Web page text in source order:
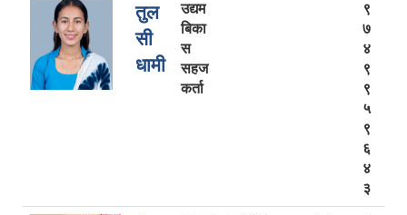
तुल
सी
धामी
उद्यम
बिका
स
सहज
कर्ता
९
७
४
९
९
५
९
६
४
३